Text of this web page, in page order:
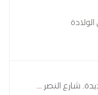
شارع النصر...